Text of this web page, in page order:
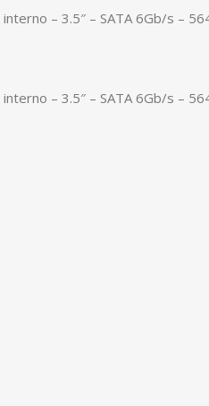
– 3.5″ – SATA 6Gb/s –
– 3.5″ – SATA 6Gb/s –